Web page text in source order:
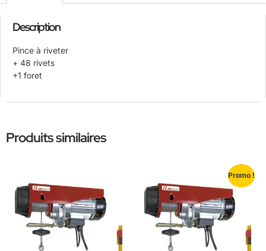
Description
Pince à riveter
+ 48 rivets
+1 foret
Produits similaires
Promo !